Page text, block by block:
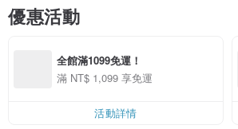
優惠活動
全館滿1099免運！
滿 NT$ 1,099 享免運
活動詳情